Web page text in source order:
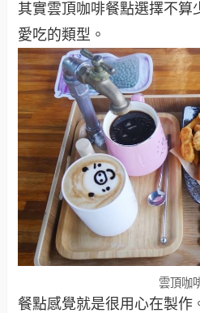
其實雲頂咖啡餐點選擇不算
愛吃的類型。
雲頂咖
餐點感覺就是很用心在製作